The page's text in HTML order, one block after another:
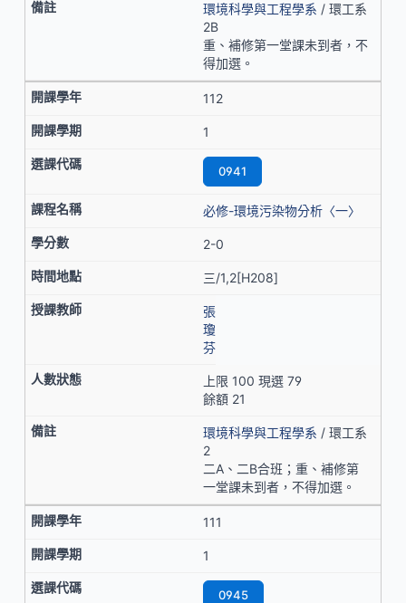
環境科學與工程學系 / 環工系
2B
重、補修第一堂課未到者，不
得加選。
112
1
0941
必修-環境污染物分析〈一〉
2-0
三/1,2[H208]
張
瓊
芬
上限 100 現選 79
餘額 21
環境科學與工程學系 / 環工系
2
二A、二B合班；重、補修第
一堂課未到者，不得加選。
111
1
0945